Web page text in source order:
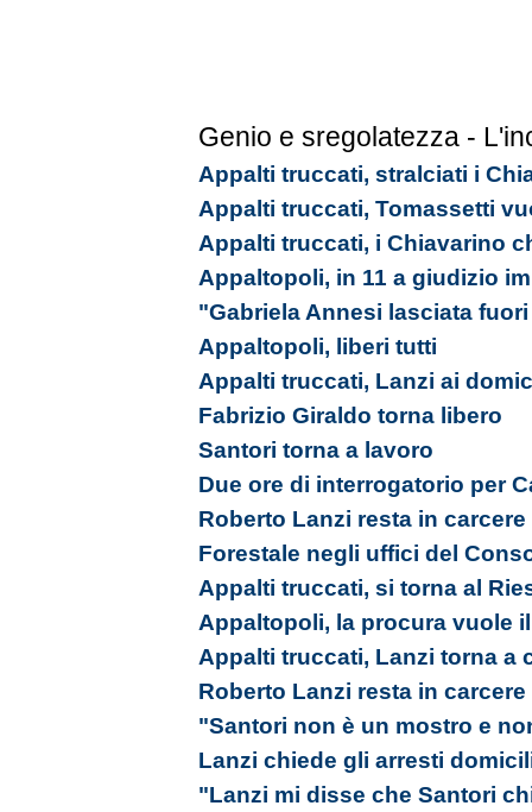
Genio e sregolatezza -
Appalti truccati, stralciati i
Appalti truccati, Tomassetti
Appalti truccati, i Chiavarino
Appaltopoli, in 11 a giudizio
"Gabriela Annesi lasciata
Appaltopoli, liberi tutti
Appalti truccati, Lanzi ai
Fabrizio Giraldo torna libero
Santori torna a lavoro
Due ore di interrogatorio per
Roberto Lanzi resta in carcere
Forestale negli uffici del
Appalti truccati, si torna al
Appaltopoli, la procura vuole
Appalti truccati, Lanzi torna a
Roberto Lanzi resta in carcere
"Santori non è un mostro e
Lanzi chiede gli arresti
"Lanzi mi disse che Santori